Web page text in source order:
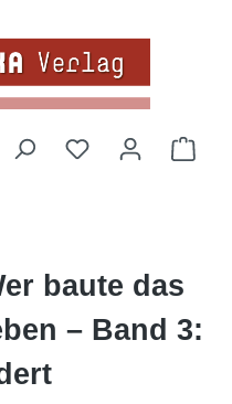
Du hast 0
baute das
– Band 3: